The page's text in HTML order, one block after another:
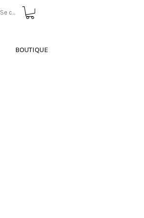
Se connecter
BOUTIQUE